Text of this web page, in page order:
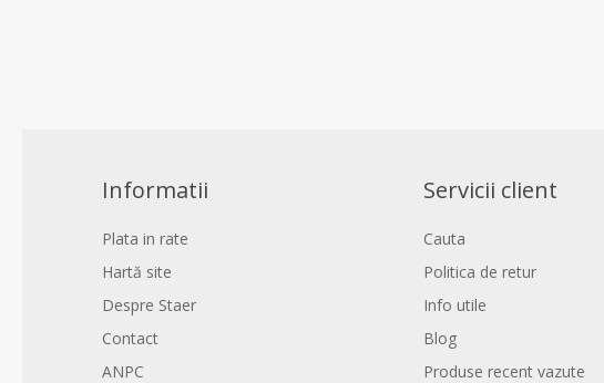
Informatii
Plata in rate
Hartă site
Despre Staer
Contact
ANPC
Servicii client
Cauta
Politica de retur
Info utile
Blog
Produse recent vazute